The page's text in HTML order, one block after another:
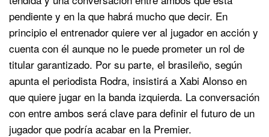
pendiente y en la que habrá mucho que decir. En
principio el entrenador quiere ver al jugador en acción y
cuenta con él aunque no le puede prometer un rol de
titular garantizado. Por su parte, el brasileño, según
apunta el periodista Rodra, insistirá a Xabi Alonso en
que quiere jugar en la banda izquierda. La conversación
con entre ambos será clave para definir el futuro de un
jugador que podría acabar en la Premier.